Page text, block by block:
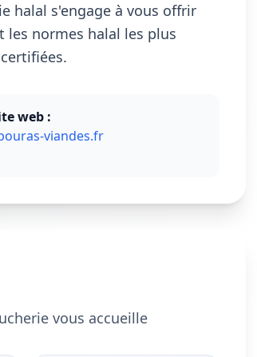
halal s'engage à vous offrir
les normes halal les plus
web :
viandes.fr
vous accueille